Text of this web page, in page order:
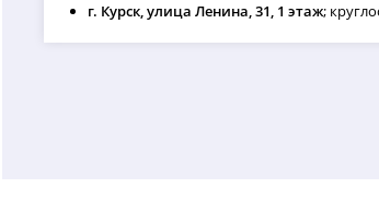
г. Курск, улица Ленина, 31, 1 этаж;